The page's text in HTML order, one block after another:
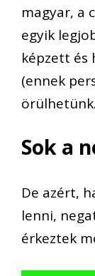
magyar, a
egyik
képzett és
(ennek
Sok a
De azért,
lenni,
érkeztek